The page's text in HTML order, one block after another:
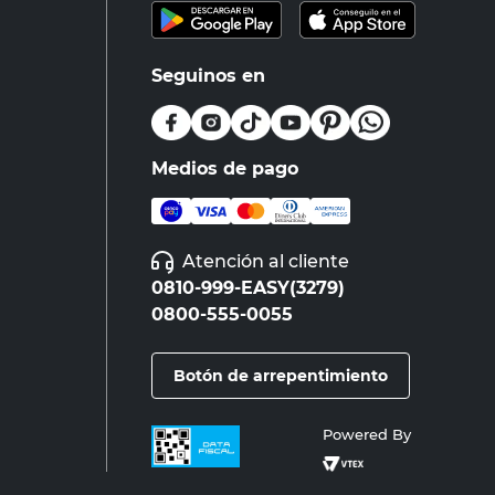
Seguinos en
Medios de pago
Atención al cliente
0810-999-EASY(3279)
0800-555-0055
Botón de arrepentimiento
Powered By